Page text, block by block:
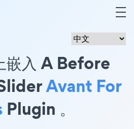
嵌入 A Before
Avant For
Plugin 。